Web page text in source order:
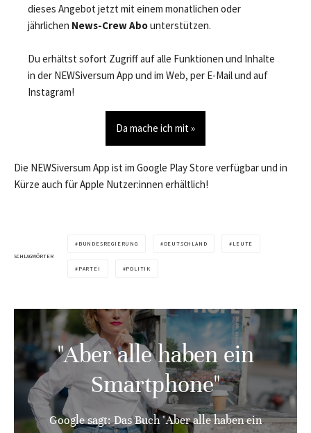
dieses Angebot jetzt mit einem monatlichen oder
jährlichen News-Crew Abounterstützen.
Du erhältst sofort Zugriff auf alle Funktionen und Inhalte
in der NEWSiversum App und im Web, per E-Mail und auf
Instagram!
Da mache ich mit »
Die NEWSiversum App ist im Google Play Store verfügbar und in
Kürze auch für Apple Nutzer:innen erhältlich!
SCHLAGWÖRTER
BUNDESREGIERUNG DEUTSCHLAND LEUTE
PARTEI POLITIK
"Aber alle haben ein
Smartphone"
Google sagt: Das Buch "Aber alle haben ein